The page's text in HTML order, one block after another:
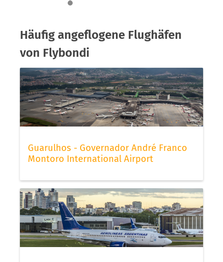
Häufig angeflogene Flughäfen
von Flybondi
Guarulhos - Governador André Franco
Montoro International Airport